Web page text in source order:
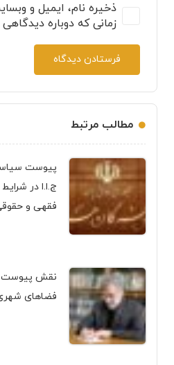
ذخیره نام، ایمیل و
زمانی که دوباره
فرستادن دیدگاه
مطالب مرتبط
پیوست
ج.ا.ا در شرایط
فقهی و
نقش پیوست
فضاهای